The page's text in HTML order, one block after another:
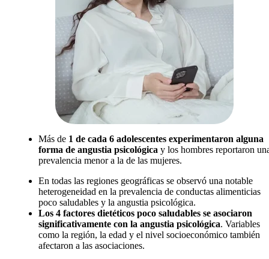
Más de 1 de cada 6 adolescentes experimentaron alguna
forma de angustia psicológica y los hombres reportaron
prevalencia menor a la de las mujeres.
En todas las regiones geográficas se observó una notable
heterogeneidad en la prevalencia de conductas alimenticias
poco saludables y la angustia psicológica.
Los 4 factores dietéticos poco saludables se asociaron
significativamente con la angustia psicológica. Variables
como la región, la edad y el nivel socioeconómico también
afectaron a las asociaciones.